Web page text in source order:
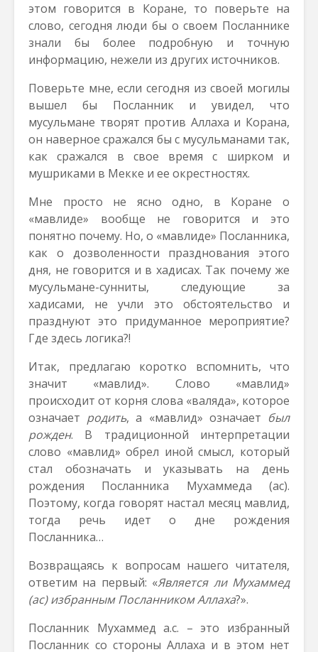
этом говорится в Коране, то поверьте на
слово, сегодня люди бы о своем Посланнике
знали бы более подробную и точную
информацию, нежели из других источников.
Поверьте мне, если сегодня из своей могилы
вышел бы Посланник и увидел, что
мусульмане творят против Аллаха и Корана,
он наверное сражался бы с мусульманами так,
как сражался в свое время с ширком и
мушриками в Мекке и ее окрестностях.
Мне просто не ясно одно, в Коране о
«мавлиде» вообще не говорится и это
понятно почему. Но, о «мавлиде» Посланника,
как о дозволенности празднования этого
дня, не говорится и в хадисах. Так почему же
мусульмане-сунниты, следующие за
хадисами, не учли это обстоятельство и
празднуют это придуманное мероприятие?
Где здесь логика?!
Итак, предлагаю коротко вспомнить, что
значит «мавлид». Слово «мавлид»
происходит от корня слова «валяда», которое
означает родить, а «мавлид» означает был
рожден. В традиционной интерпретации
слово «мавлид» обрел иной смысл, который
стал обозначать и указывать на день
рождения Посланника Мухаммеда (ас).
Поэтому, когда говорят настал месяц мавлид,
тогда речь идет о дне рождения
Посланника…
Возвращаясь к вопросам нашего читателя,
ответим на первый: «Является ли Мухаммед
(ас) избранным Посланником Аллаха?».
Посланник Мухаммед а.с. – это избранный
Посланник со стороны Аллаха и в этом нет